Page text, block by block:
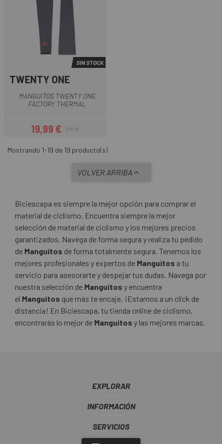
SIN STOCK
TWENTY ONE
MANGUITOS TWENTY ONE
FACTORY THERMAL
Precio
19,99 €Precio regular
25 €
Mostrando 1-19 de 19 producto(s)
VOLVER ARRIBA
Biciescapa es siempre la mejor opción para comprar el
material de ciclismo. Encuentra siempre la mejor
selección de material de ciclismo y los mejores precios
garantizados. Navega de forma segura y realiza tu pedido
de Manguitos de forma totalmente segura. Tenemos los
mejores profesionales y expertos de Manguitos a tu
servicio para asesorarte y despejar tus dudas. Navega por
nuestra selección de Manguitos y encuentra
el Manguitos que más te encaje. ¡Estamos a un click de
distancia! En Biciescapa, tu tienda online de ciclismo,
encontrarás lo mejor de Manguitos y las mejores marcas.
EXPLORAR
INFORMACIÓN
SERVICIOS